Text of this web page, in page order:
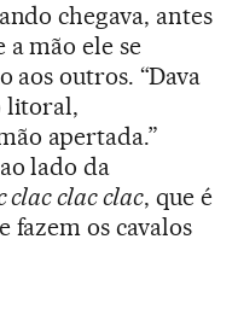
chegava, antes
a mão ele se
aos outros. “Dava
litoral,
apertada.”
lado da
clac clac clac, que é
fazem os cavalos